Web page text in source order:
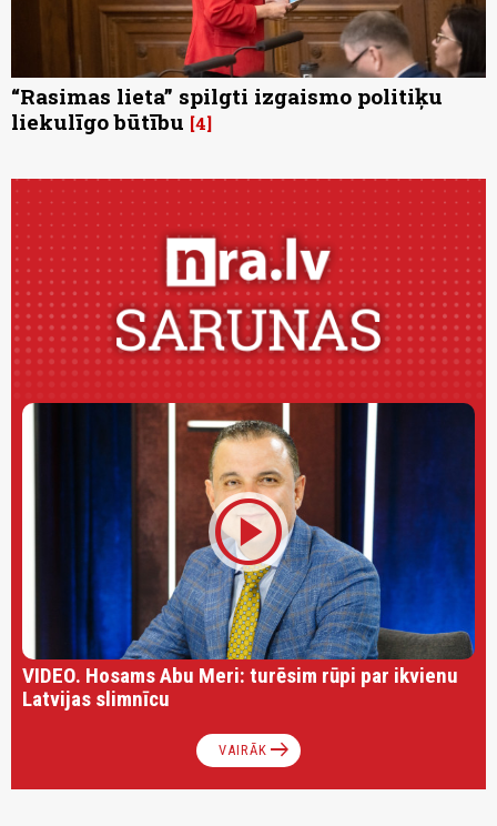
“Rasimas lieta” spilgti izgaismo politiķu
liekulīgo būtību 4
play_circle
VIDEO. Hosams Abu Meri: turēsim rūpi par ikvienu
Latvijas slimnīcu
VAIRĀK arrow_right_alt